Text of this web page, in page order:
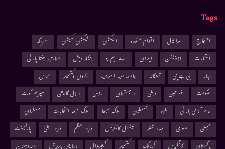
Tags
احتجاج اسرائیل اقوام متحدہ الیکشن الیکشن کمیشن
امریکہ
انتخابات
اپوزیشن ایران اے ایم یو بنگلہ دیش
بھارتیہ جنتا پارٹی
بہار
بی جے پی تلنگانہ جامعہ ملیہ اسلامیہ جموں وکشمیر
حماس
حکومت
خواتین دہلی راجستھان راہل راہل گاندھی
سپریم کورٹ
عام آدمی پارٹی
غزہ فلسطین لوک سبھا لوک سبھا انتخابات
مسلمان
ممبئی
مودی مہاراشٹر نیشنل کانفرنس وزیر اعظم وزیر اعلیٰ
پارلیمنٹ